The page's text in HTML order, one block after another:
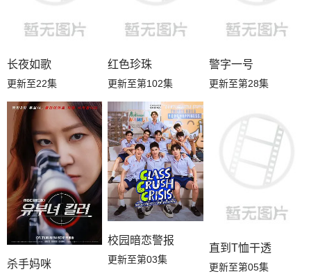
长夜如歌
更新至22集
红色珍珠
更新至第102集
警字一号
更新至第28集
杀手妈咪
校园暗恋警报
更新至第03集
直到T恤干透
更新至第05集